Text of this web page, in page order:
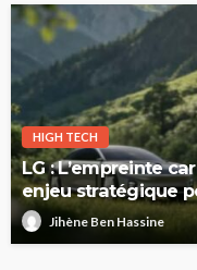
HIGH TECH
LG : L’empreinte
enjeu stratégique
européenne
Jihène Ben Hassine